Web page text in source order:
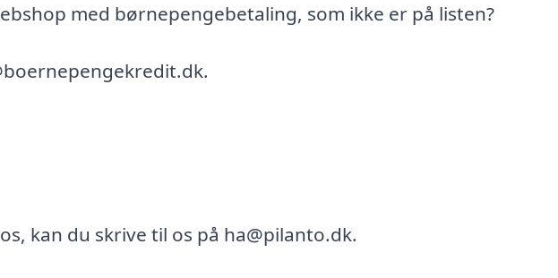
med børnepengebetaling, som ikke er på listen?
kan du skrive til os på ha@pilanto.dk.